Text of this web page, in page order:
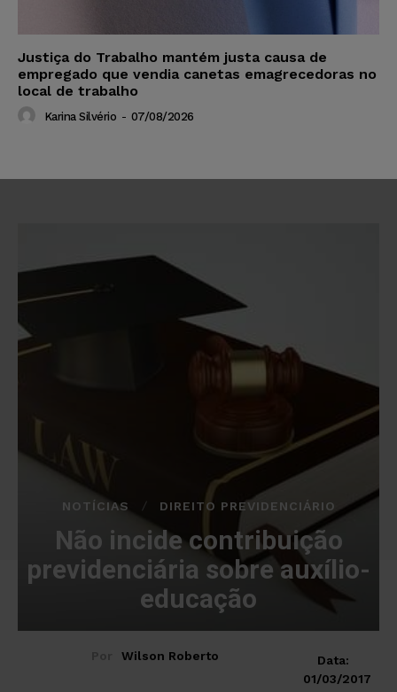
Justiça do Trabalho mantém justa causa de
empregado que vendia canetas emagrecedoras no
local de trabalho
Karina Silvério - 07/08/2026